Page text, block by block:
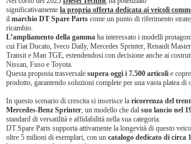
significativamente la propria offerta dedicata ai veicoli
il marchio DT Spare Parts come un punto di riferimento
ricambio.
L’ampliamento della gamma ha interessato i modelli
cui Fiat Ducato, Iveco Daily, Mercedes Sprinter, Renault
Transit e Man TGE, estendendosi con decisione anche ai
Nissan, Fuso e Toyota.
Questa proposta trasversale supera oggi i 7.500 articoli e
prodotto, garantendo soluzioni complete per una vasta platea di
In questo scenario di crescita si inserisce la ricorrenza del
Mercedes-Benz Sprinter, un modello che dal suo lancio nel
standard di versatilità e affidabilità nella sua categoria.
DT Spare Parts supporta attivamente la longevità di questo
oltre 5 milioni di esemplari, con un catalogo dedicato di circa